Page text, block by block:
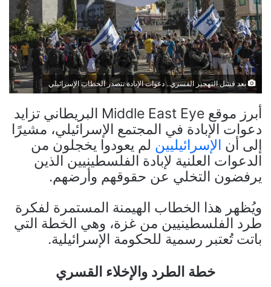
بعد فشل التهجير القسري.. دعوات الإبادة تتصدر الخطاب الإسرائيلي
أبرز موقع Middle East Eye البريطاني تزايد
دعوات الإبادة في المجتمع الإسرائيلي، مشيرًا
إلى أن الإسرائيليين لم يعودوا يخجلون من
الدعوات العلنية لإبادة الفلسطينيين الذين
يرفضون التخلي عن حقوقهم وأرضهم.
ويُظهر هذا الخطاب الهيمنة المستمرة لفكرة
طرد الفلسطينيين من غزة، وهي الخطة التي
باتت تُعتبر رسمية للحكومة الإسرائيلية.
خطة الطرد والإخلاء القسري